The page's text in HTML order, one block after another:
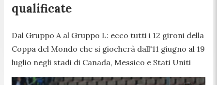
qualificate
Dal Gruppo A al Gruppo L: ecco tutti i 12 gironi della
Coppa del Mondo che si giocherà dall'11 giugno al 19
luglio negli stadi di Canada, Messico e Stati Uniti